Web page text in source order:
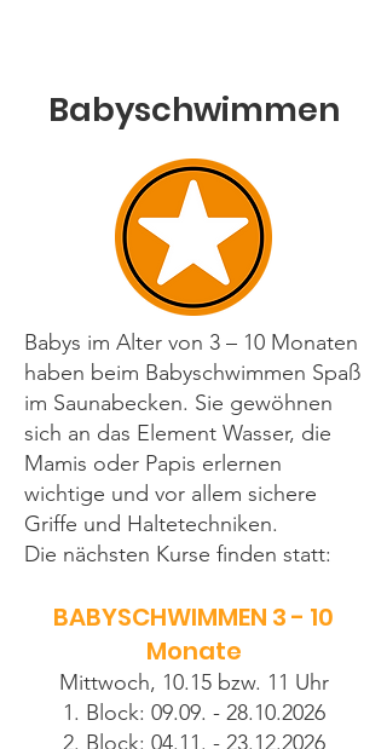
Babyschwimmen
Babys im Alter von 3 – 10 Monaten
haben beim Babyschwimmen Spaß
im Saunabecken. Sie gewöhnen
sich an das Element Wasser, die
Mamis oder Papis erlernen
wichtige und vor allem sichere
Griffe und Haltetechniken.
Die nächsten Kurse finden statt:
BABYSCHWIMMEN 3 - 10
Monate
Mittwoch, 10.15 bzw. 11 Uhr
1. Block: 09.09. - 28.10.2026
2. Block: 04.11. - 23.12.2026